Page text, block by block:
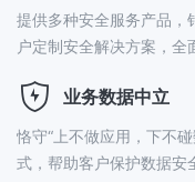
提供多种安全服务产品，
户定制安全解决方案，全
业务数据中立
恪守“上不做应用，下不
式，帮助客户保护数据安